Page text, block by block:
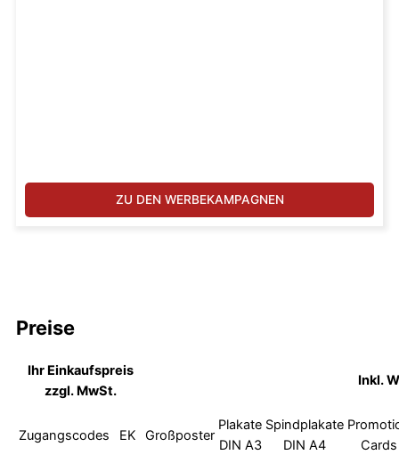
ZU DEN WERBEKAMPAGNEN
Preise
Ihr Einkaufspreis
zzgl. MwSt.
Inkl.
Zugangscodes EK Großposter
Plakate
DIN A3
Spindplakate
DIN A4
Cards